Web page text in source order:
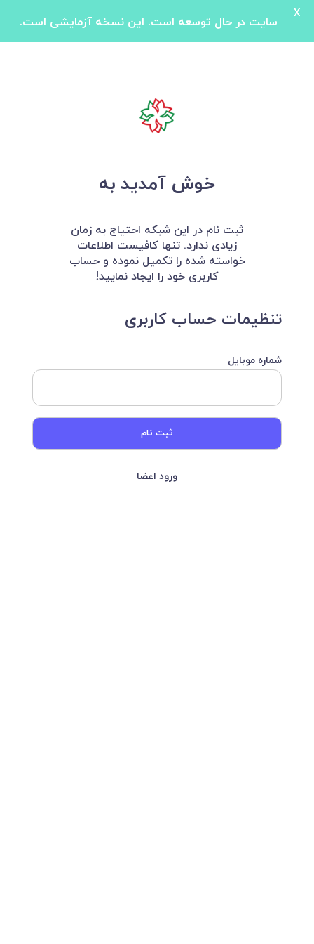
خوش آمدید به
ثبت نام در این شبکه احتیاج به زمان
زیادی ندارد. تنها کافیست اطلاعات
خواسته شده را تکمیل نموده و حساب
کاربری خود را ایجاد نمایید!
تنظیمات حساب کاربری
شماره موبایل
ثبت نام
ورود اعضا
سایت در حال توسعه است. این نسخه آزمایشی است.
X